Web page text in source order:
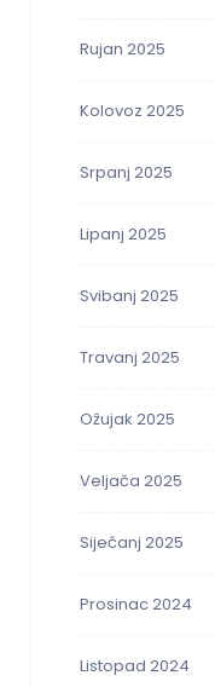
Rujan 2025
Kolovoz 2025
Srpanj 2025
Lipanj 2025
Svibanj 2025
Travanj 2025
Ožujak 2025
Veljača 2025
Siječanj 2025
Prosinac 2024
Listopad 2024